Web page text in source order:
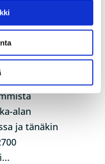
|Artikkelit
viikon
alan
ja tänäkin